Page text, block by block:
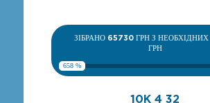
ЗІБРАНО 65730ГРН З НЕОБХІДНИХ
ГРН
658 %
10К 4 32